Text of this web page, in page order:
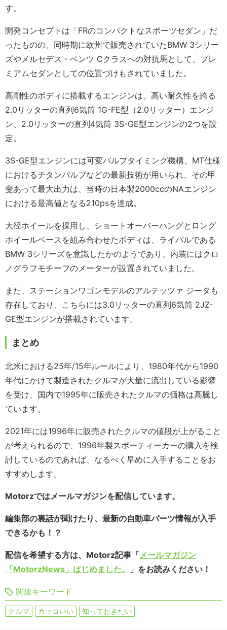
す。
開発コンセプトは「FRのコンパクトなスポーツセダン」だ
ったものの、同時期に欧州で販売されていたBMW 3シリー
ズやメルセデス・ベンツ Cクラスへの対抗馬として、プレ
ミアムセダンとしての位置づけもされていました。
高剛性のボディに搭載するエンジンは、高い耐久性を誇る
2.0リッターの直列6気筒 1G-FE型（2.0リッター）エンジ
ン、2.0リッターの直列4気筒 3S-GE型エンジンの2つを設
定。
3S-GE型エンジンには可変バルブタイミング機構、MT仕様
におけるチタンバルブなどの最新技術が用いられ、その甲
斐あって最大出力は、当時の日本製2000ccのNAエンジン
における最高値となる210psを達成。
大径ホイールを採用し、ショートオーバーハングとロング
ホイールベースを組み合わせたボディは、ライバルである
BMW 3シリーズを意識したかのようであり、内装にはクロ
ノグラフモチーフのメーターが設置されていました。
また、ステーションワゴンモデルのアルテッツァ ジータも
存在しており、こちらには3.0リッターの直列6気筒 2JZ-
GE型エンジンが搭載されています。
まとめ
北米における25年/15年ルールにより、1980年代から1990
年代にかけて製造されたクルマが大量に流出している影響
を受け、国内で1995年に販売されたクルマの価格は高騰し
ています。
2021年には1996年に販売されたクルマの値段が上がること
が考えられるので、1996年製スポーティーカーの購入を検
討しているのであれば、なるべく早めに入手することをお
すすめします。
Motorzではメールマガジンを配信しています。
編集部の裏話が聞けたり、最新の自動車パーツ情報が入手
できるかも！？
配信を希望する方は、Motorz記事「メールマガジン
「MotorzNews」はじめました。
」をお読みください！
関連キーワード
クルマ カッコいい 知っておきたい